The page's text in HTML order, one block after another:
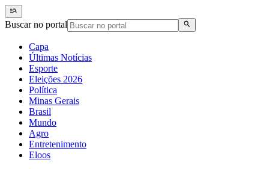
Buscar no portal
Capa
Últimas Notícias
Esporte
Eleições 2026
Política
Minas Gerais
Brasil
Mundo
Agro
Entretenimento
Eloos